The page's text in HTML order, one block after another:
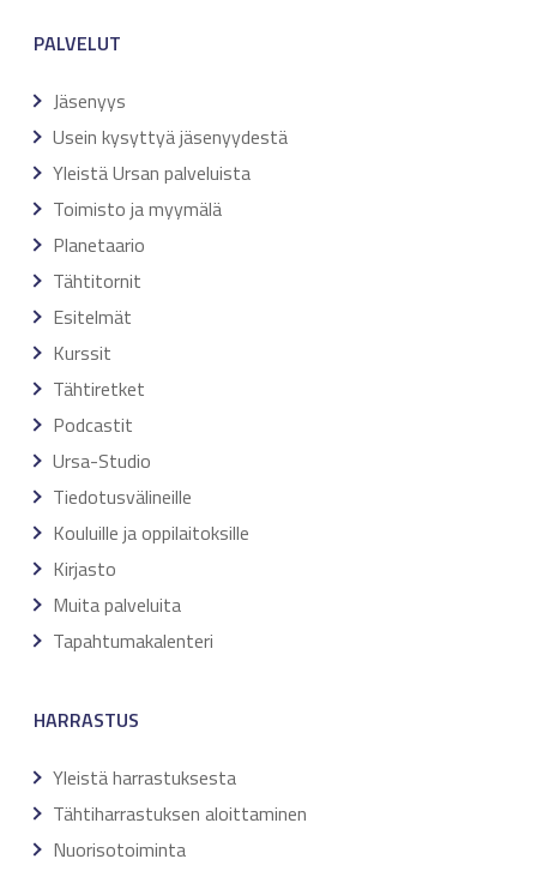
PALVELUT
Jäsenyys
Usein kysyttyä jäsenyydestä
Yleistä Ursan palveluista
Toimisto ja myymälä
Planetaario
Tähtitornit
Esitelmät
Kurssit
Tähtiretket
Podcastit
Ursa-Studio
Tiedotusvälineille
Kouluille ja oppilaitoksille
Kirjasto
Muita palveluita
Tapahtumakalenteri
HARRASTUS
Yleistä harrastuksesta
Tähtiharrastuksen aloittaminen
Nuorisotoiminta